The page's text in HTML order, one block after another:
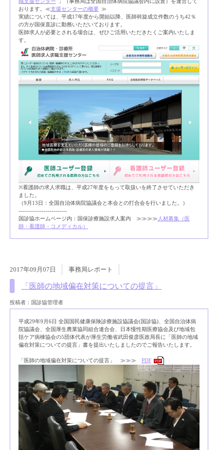
おります。≪支援センターの概要 ≫
実績については、平成17年度から開始以降、医師斡旋成立件数のうち42％
の方が国保直診に勤務いただいております。
医師求人が必要とされる場合は、ぜひご活用いただきたくご案内いたしま
す。
※看護師の求人求職は、平成27年度をもって取扱いを終了させていただき
ました。
（9月13日：全国自治体病院協議会と本会との打合会を行いました。）
-------------------------
国診協ホームページ内：国保診療施設求人案内 ≫≫≫≫ 人材募集（医
師・看護師・コメディカル）
2017年09月07日 事務局レポート
「医師の地域偏在対策についての提言」
投稿者：国診協管理者
平成29年9月6日 全国国民健康保険診療施設協議会(国診協)、全国自治体病
院協議会、全国厚生農業協同組合連合会、日本慢性期医療協会及び地域包
括ケア病棟協会の5団体代表が厚生労働省武田俊彦医政局長に「医師の地域
偏在対策についての提言」書を提出いたしましたのでご報告いたします。
「医師の地域偏在対策についての提言」 ≫≫≫ PDF PDF